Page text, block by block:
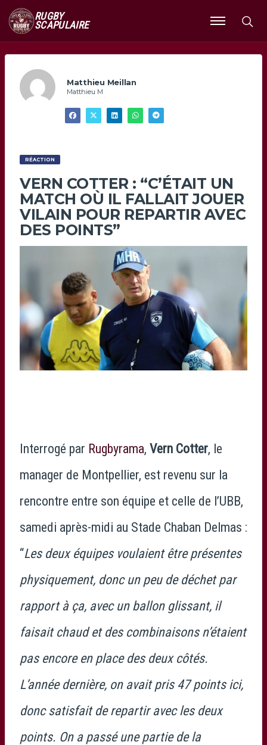
RUGBY
SCAPULAIRE
Ouvrir
le
Matthieu Meillan
Matthieu M
RÉACTION
VERN COTTER : “C’ÉTAIT UN
MATCH OÙ IL FALLAIT JOUER
VILAIN POUR REPARTIR AVEC
DES POINTS”
Interrogé par Rugbyrama, Vern Cotter, le
manager de Montpellier, est revenu sur la
rencontre entre son équipe et celle de l’UBB,
samedi après-midi au Stade Chaban Delmas :
“Les deux équipes voulaient être présentes
physiquement, donc un peu de déchet par
rapport à ça, avec un ballon glissant, il
faisait chaud et des combinaisons n’étaient
pas encore en place des deux côtés.
L’année dernière, on avait pris 47 points ici,
donc satisfait de repartir avec les deux
points. On a passé une partie de la